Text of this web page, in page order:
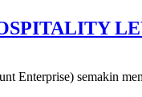
Enterprise) semakin